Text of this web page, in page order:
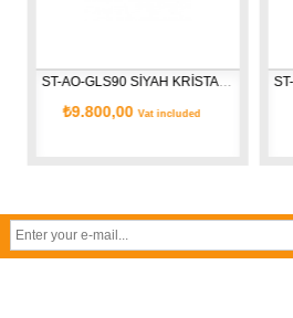
ST-AO-GLS90 SİYAH KRİSTAL CAM OCAK
₺9.800,00Vat included